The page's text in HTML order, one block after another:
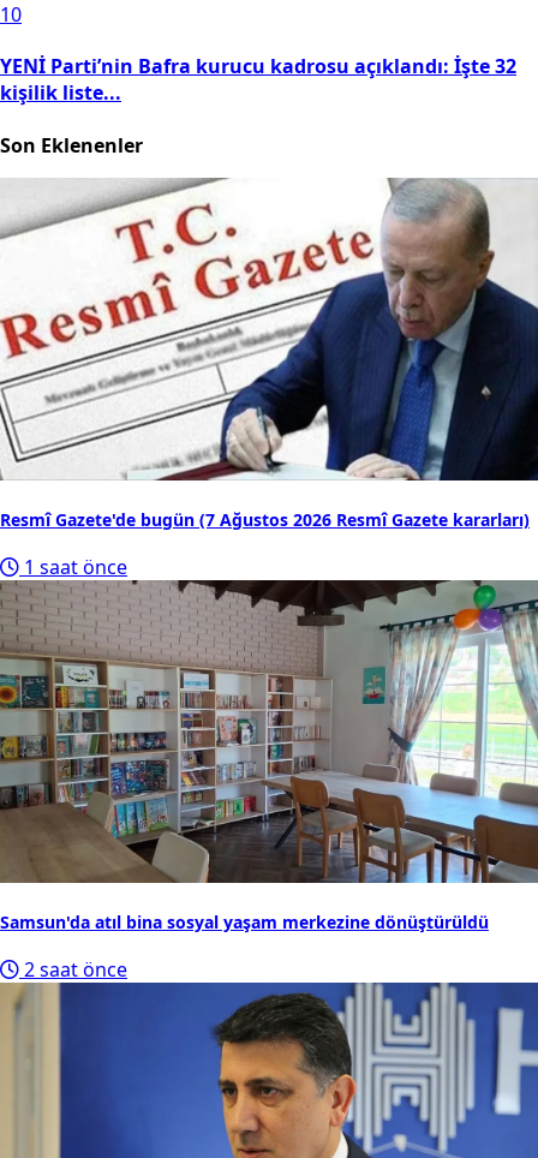
10
YENİ Parti’nin Bafra kurucu kadrosu açıklandı: İşte 32
kişilik liste...
Son Eklenenler
Resmî Gazete'de bugün (7 Ağustos 2026 Resmî Gazete kararları)
1 saat önce
Samsun'da atıl bina sosyal yaşam merkezine dönüştürüldü
2 saat önce